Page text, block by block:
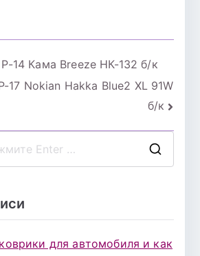
14 Кама Breeze НК-132 б/к
17 Nokian Hakka Blue2 XL 91W
б/к
для автомобиля и как